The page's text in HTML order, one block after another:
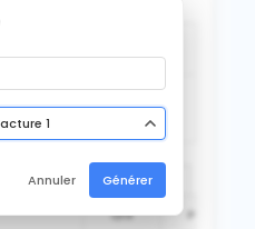
Qté Prix
1
Annuler Générer